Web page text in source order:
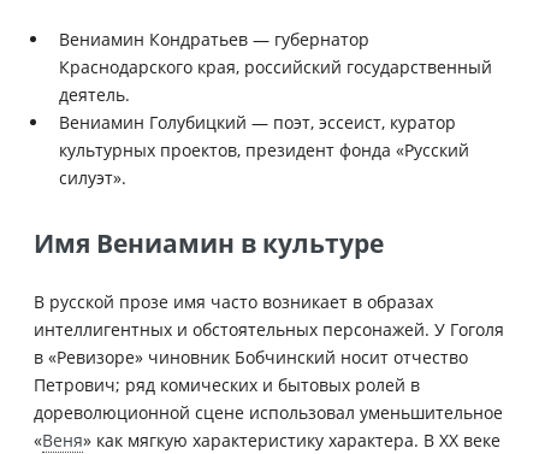
Вениамин Кондратьев — губернатор
Краснодарского края, российский государственный
деятель.
Вениамин Голубицкий — поэт, эссеист, куратор
культурных проектов, президент фонда «Русский
силуэт».
Имя Вениамин в культуре
В русской прозе имя часто возникает в образах
интеллигентных и обстоятельных персонажей. У Гоголя
в «Ревизоре» чиновник Бобчинский носит отчество
Петрович; ряд комических и бытовых ролей в
дореволюционной сцене использовал уменьшительное
«Веня» как мягкую характеристику характера. В XX веке